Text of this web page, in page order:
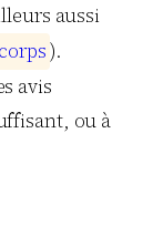
aussi
corps).
avis
ou à